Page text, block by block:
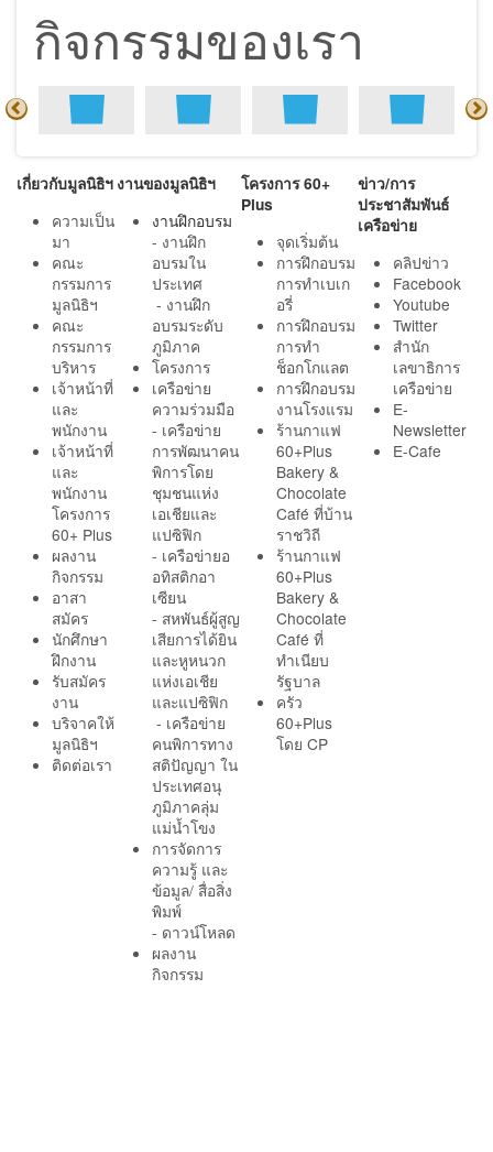
กิจกรรมของเรา
เกี่ยวกับมูลนิธิฯ
ความเป็น
มา
คณะ
กรรมการ
มูลนิธิฯ
คณะ
กรรมการ
บริหาร
เจ้าหน้าที่
และ
พนักงาน
เจ้าหน้าที่
และ
พนักงาน
โครงการ
60+ Plus
ผลงาน
กิจกรรม
อาสา
สมัคร
นักศึกษา
ฝึกงาน
รับสมัคร
งาน
บริจาคให้
มูลนิธิฯ
ติดต่อเรา
งานของมูลนิธิฯ
งานฝึกอบรม
- งานฝึก
อบรมใน
ประเทศ
- งานฝึก
อบรมระดับ
ภูมิภาค
โครงการ
เครือข่าย
ความร่วมมือ
- เครือข่าย
การพัฒนาคน
พิการโดย
ชุมชนแห่ง
เอเชียและ
แปซิฟิก
- เครือข่ายอ
อทิสติกอา
เซียน
- สหพันธ์ผู้สูญ
เสียการได้ยิน
และหูหนวก
แห่งเอเชีย
และแปซิฟิก
- เครือข่าย
คนพิการทาง
สติปัญญา ใน
ประเทศอนุ
ภูมิภาคลุ่ม
แม่น้ำโขง
การจัดการ
ความรู้ และ
ข้อมูล/ สื่อสิ่ง
พิมพ์
- ดาวน์โหลด
ผลงาน
กิจกรรม
โครงการ 60+
Plus
จุดเริ่มต้น
การฝึกอบรม
การทำเบเก
อรี่
การฝึกอบรม
การทำ
ช็อกโกแลต
การฝึกอบรม
งานโรงแรม
ร้านกาแฟ
60+Plus
Bakery &
Chocolate
Café ที่บ้าน
ราชวิถี
ร้านกาแฟ
60+Plus
Bakery &
Chocolate
Café ที่
ทำเนียบ
รัฐบาล
ครัว
60+Plus
โดย CP
ข่าว/การ
ประชาสัมพันธ์
เครือข่าย
คลิปข่าว
Facebook
Youtube
Twitter
สำนัก
เลขาธิการ
เครือข่าย
E-
Newsletter
E-Cafe